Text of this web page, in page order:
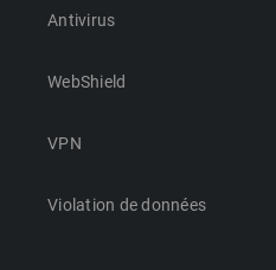
Antivirus
WebShield
VPN
Violation de données